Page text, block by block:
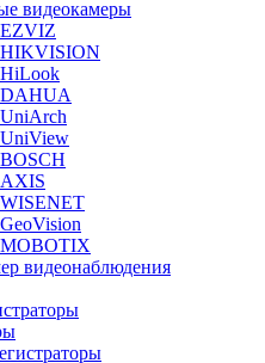
видеокамеры
видеонаблюдения